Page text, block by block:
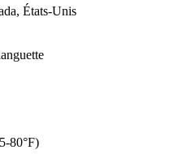
États-Unis
80°F)